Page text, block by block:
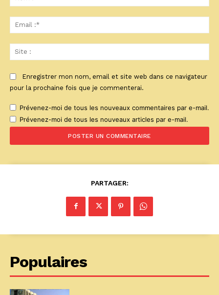
:*
:*
:
Enregistrer mon nom, email et site web dans ce navigateur
pour la prochaine fois que je commenterai.
Prévenez-moi de tous les nouveaux commentaires par e-mail.
Prévenez-moi de tous les nouveaux articles par e-mail.
PARTAGER:
Populaires